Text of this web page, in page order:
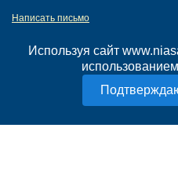
Используя сайт
Написать письмо
Нашли ошибку?
Политика конфиденциальности